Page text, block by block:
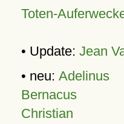
Toten-
• Update: Jean
• neu: Adelinus
Bernacus
Christian